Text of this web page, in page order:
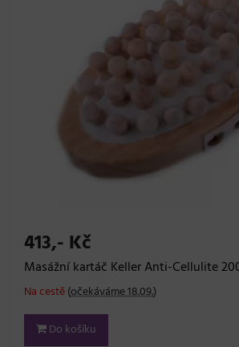
413,- Kč
Masážní kartáč Keller Anti-Cellulite
Na cestě(očekáváme 18.09.)
Do košíku